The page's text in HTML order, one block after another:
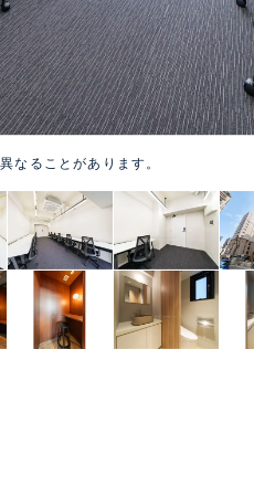
なることがあります。